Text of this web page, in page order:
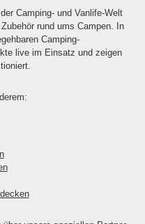
Camping- und Vanlife-Welt
rund ums Campen. In
Camping-
live im Einsatz und zeigen